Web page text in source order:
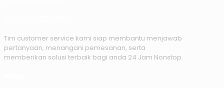
Tim customer service kami siap membantu menjawab
pertanyaan, menangani pemesanan, serta
memberikan solusi terbaik bagi anda 24 Jam Nonstop.